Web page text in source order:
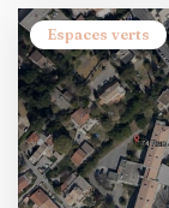
Espaces verts